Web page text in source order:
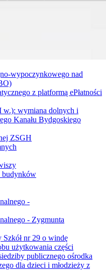
wypoczynkowego nad
z platformą ePłatności
wymiana dolnych i
Kanału Bydgoskiego
ZSGH
budynków
-
- Zygmunta
Szkół nr 29 o windę
użytkowania części
publicznego ośrodka
dla dzieci i młodzieży z